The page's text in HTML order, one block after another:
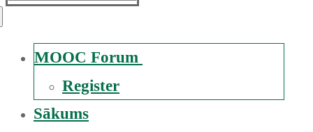
MOOC Forum
Register
Sākums